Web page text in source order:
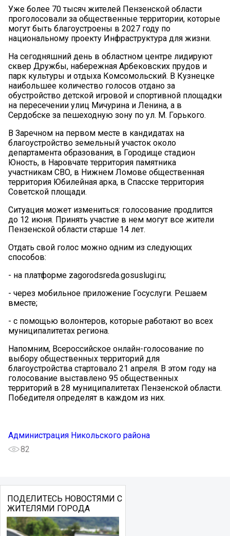
Уже более 70 тысяч жителей Пензенской области
проголосовали за общественные территории, которые
могут быть благоустроены в 2027 году по
национальному проекту Инфраструктура для жизни.
На сегодняшний день в областном центре лидируют
сквер Дружбы, набережная Арбековских прудов и
парк культуры и отдыха Комсомольский. В Кузнецке
наибольшее количество голосов отдано за
обустройство детской игровой и спортивной площадки
на пересечении улиц Мичурина и Ленина, а в
Сердобске за пешеходную зону по ул. М. Горького.
В Заречном на первом месте в кандидатах на
благоустройство земельный участок около
департамента образования, в Городище стадион
Юность, в Наровчате территория памятника
участникам СВО, в Нижнем Ломове общественная
территория Юбилейная арка, в Спасске территория
Советской площади.
Ситуация может измениться: голосование продлится
до 12 июня. Принять участие в нем могут все жители
Пензенской области старше 14 лет.
Отдать свой голос можно одним из следующих
способов:
- на платформе zagorodsreda.gosuslugi.ru;
- через мобильное приложение Госуслуги. Решаем
вместе;
- с помощью волонтеров, которые работают во всех
муниципалитетах региона.
Напомним, Всероссийское онлайн-голосование по
выбору общественных территорий для
благоустройства стартовало 21 апреля. В этом году на
голосование выставлено 95 общественных
территорий в 28 муниципалитетах Пензенской области.
Победителя определят в каждом из них.
Администрация Никольского района
82
ПОДЕЛИТЕСЬ НОВОСТЯМИ С
ЖИТЕЛЯМИ ГОРОДА